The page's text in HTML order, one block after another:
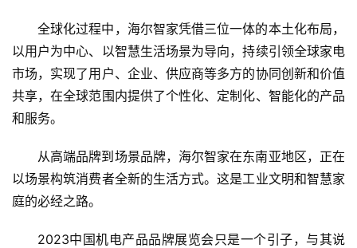
全球化过程中，海尔智家凭借三位一体的本土化布局，
以用户为中心、以智慧生活场景为导向，持续引领全球家电
市场，实现了用户、企业、供应商等多方的协同创新和价值
共享，在全球范围内提供了个性化、定制化、智能化的产品
和服务。
从高端品牌到场景品牌，海尔智家在东南亚地区，正在
以场景构筑消费者全新的生活方式。这是工业文明和智慧家
庭的必经之路。
2023中国机电产品品牌展览会只是一个引子，与其说